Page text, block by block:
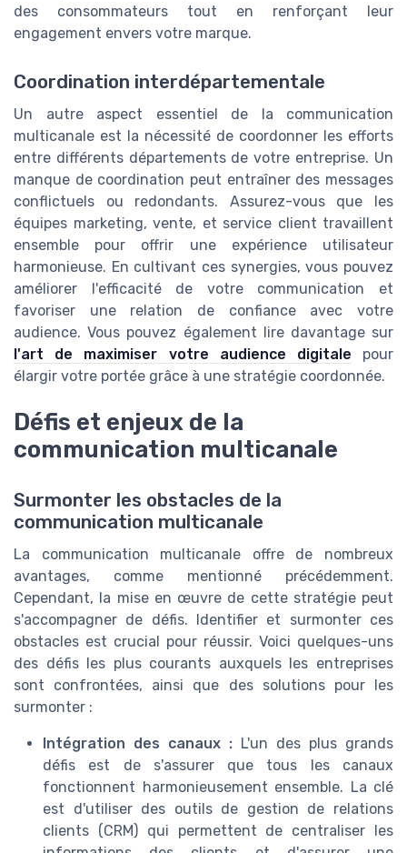
des consommateurs tout en renforçant leur
engagement envers votre marque.
Coordination interdépartementale
Un autre aspect essentiel de la communication
multicanale est la nécessité de coordonner les efforts
entre différents départements de votre entreprise. Un
manque de coordination peut entraîner des messages
conflictuels ou redondants. Assurez-vous que les
équipes marketing, vente, et service client travaillent
ensemble pour offrir une expérience utilisateur
harmonieuse. En cultivant ces synergies, vous pouvez
améliorer l'efficacité de votre communication et
favoriser une relation de confiance avec votre
audience. Vous pouvez également lire davantage sur
l'art de maximiser votre audience digitale pour
élargir votre portée grâce à une stratégie coordonnée.
Défis et enjeux de la
communication multicanale
Surmonter les obstacles de la
communication multicanale
La communication multicanale offre de nombreux
avantages, comme mentionné précédemment.
Cependant, la mise en œuvre de cette stratégie peut
s'accompagner de défis. Identifier et surmonter ces
obstacles est crucial pour réussir. Voici quelques-uns
des défis les plus courants auxquels les entreprises
sont confrontées, ainsi que des solutions pour les
surmonter :
Intégration des canaux : L'un des plus grands
défis est de s'assurer que tous les canaux
fonctionnent harmonieusement ensemble. La clé
est d'utiliser des outils de gestion de relations
clients (CRM) qui permettent de centraliser les